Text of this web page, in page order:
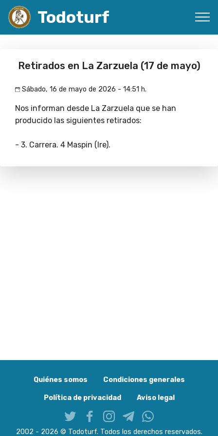
Todoturf
Retirados en La Zarzuela (17 de mayo)
Sábado, 16 de mayo de 2026 - 14:51 h.
Nos informan desde La Zarzuela que se han
producido las siguientes retirados:
- 3. Carrera. 4 Maspin (Ire).
Quiénes somos Condiciones generales
Política de privacidad Aviso legal
2002 - 2026 © Todoturf. Todos los derechos reservados.